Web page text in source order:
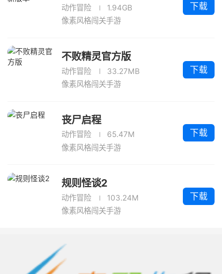
动作冒险
1.94GB
像素风格闯关手游
下载
不败精灵官方版
动作冒险
33.27MB
像素风格闯关手游
下载
丧尸启程
动作冒险
65.47M
像素风格闯关手游
下载
规则怪谈2
动作冒险
103.24M
像素风格闯关手游
下载